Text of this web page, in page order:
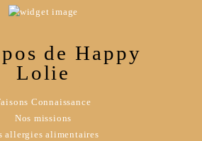
de Happy
Lolie
Connaissance
Nos missions
allergies alimentaires